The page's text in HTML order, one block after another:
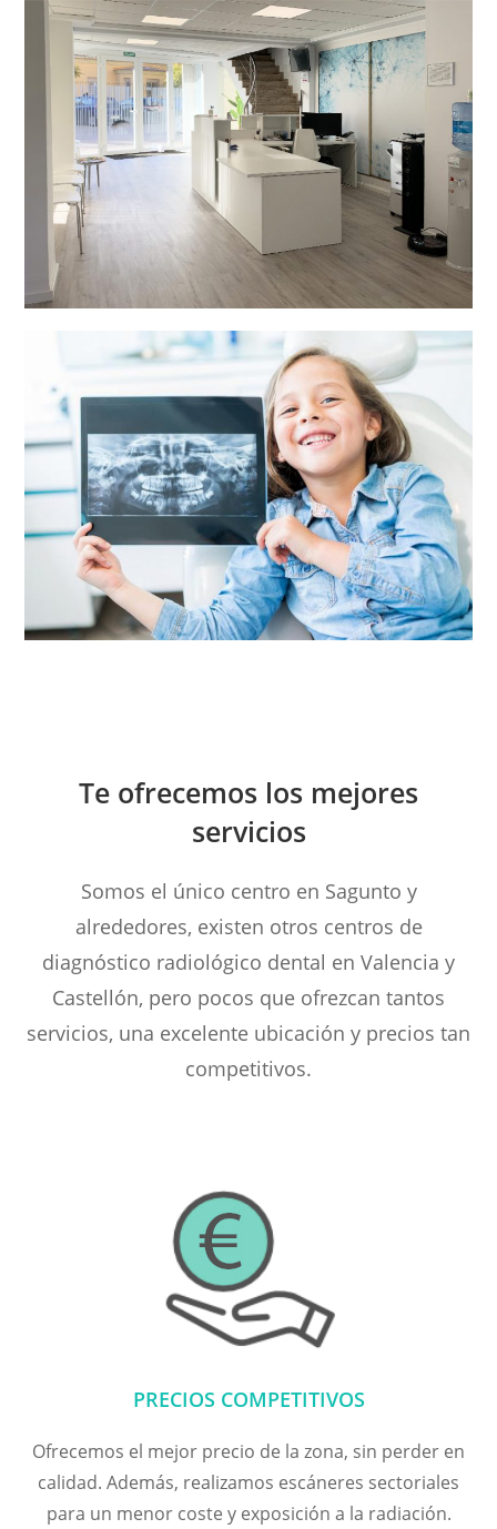
Te ofrecemos los mejores
servicios
Somos el único centro en Sagunto y
alrededores, existen otros centros de
diagnóstico radiológico dental en Valencia y
Castellón, pero pocos que ofrezcan tantos
servicios, una excelente ubicación y precios tan
competitivos.
PRECIOS COMPETITIVOS
Ofrecemos el mejor precio de la zona, sin perder en
calidad. Además, realizamos escáneres sectoriales
para un menor coste y exposición a la radiación.